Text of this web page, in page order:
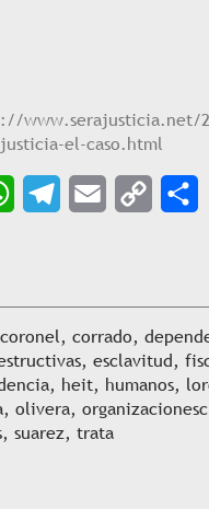
www.serajusticia.net/
el-caso.html
coronel, corrado,
, esclavitud,
, heit, humanos,
, olivera, organizacionesc
, suarez, trata